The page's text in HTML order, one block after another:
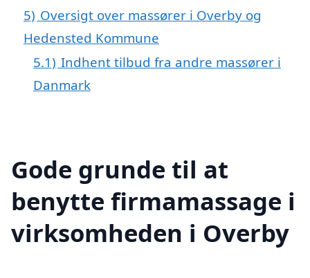
5) Oversigt over massører i Overby og
Hedensted Kommune
5.1) Indhent tilbud fra andre massører i
Danmark
Gode grunde til at
benytte firmamassage i
virksomheden i Overby